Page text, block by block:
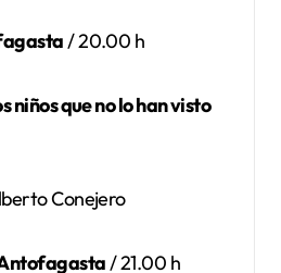
/ 20.00 h
niños que no lo han visto
Conejero
/ 21.00 h